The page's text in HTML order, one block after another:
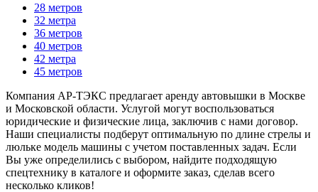
28 метров
32 метра
36 метров
40 метров
42 метра
45 метров
Компания АР-ТЭКС предлагает аренду автовышки в Москве
и Московской области. Услугой могут воспользоваться
юридические и физические лица, заключив с нами договор.
Наши специалисты подберут оптимальную по длине стрелы и
люльке модель машины с учетом поставленных задач. Если
Вы уже определились с выбором, найдите подходящую
спецтехнику в каталоге и оформите заказ, сделав всего
несколько кликов!